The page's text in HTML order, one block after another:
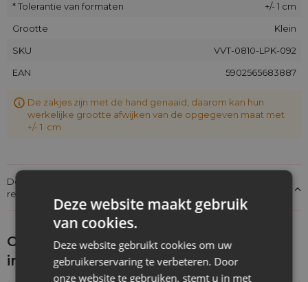
* Tolerantie van formaten
+/- 1 cm
Grootte
Klein
SKU
VVT-0810-LPK-092
EAN
5902565683887
De zakjes zijn met de hand genaaid, daarom kan hun
werkelijke grootte afwijken van de opgegeven maat met
+/- 1 cm
Details over de conformiteit van het product met de
regelgeving: Productverantwoordelijkheid
Ontdek wat je nog meer zou kunnen
interesseren
Deze website maakt gebruik
van cookies.
Deze website gebruikt cookies om uw
gebruikerservaring te verbeteren. Door
onze website te gebruiken, stemt u in met